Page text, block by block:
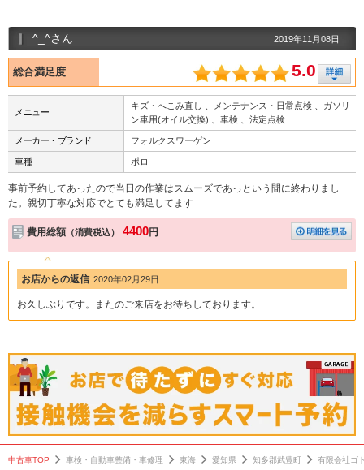
^_^さん 2019年11月08日
総合満足度 5.0
メニュー
キズ・へこみ直し 、メンテナンス・日常点検 、ガソリ
ン車用(オイル交換) 、車検 、法定点検
メーカー・ブランド フォルクスワーゲン
車種 ポロ
事前予約してあったので当日の作業はスムーズであっという間に終わりまし
た。親切丁寧な対応でとても満足してます
費用総額 （消費税込） 4400円
お店からの返信 2020年02月29日
お久しぶりです。またのご来店をお待ちしております。
中古車TOP 車検・自動車整備・車修理 東海 愛知県 知多郡武豊町 有限会社ゴ